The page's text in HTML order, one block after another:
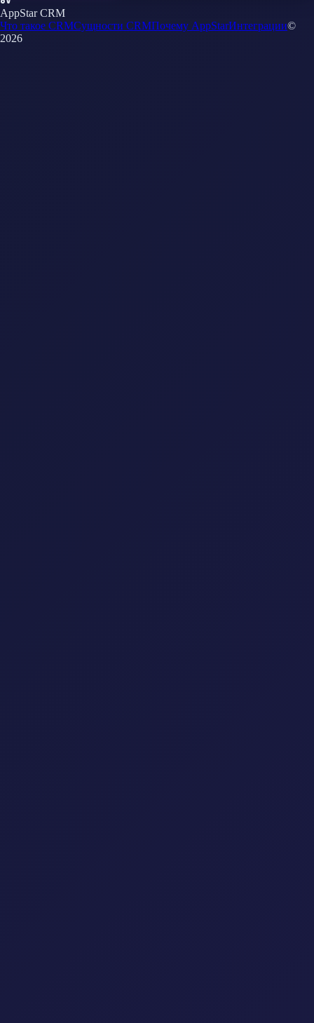
AppStar CRM
Что такое CRMСущности CRMПочему AppStarИнтеграции©
2026